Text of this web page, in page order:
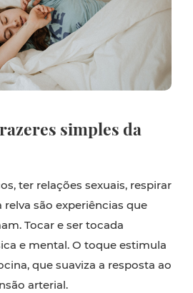
simples da
ter relações sexuais, respirar
relva são experiências que
Tocar e ser tocada
e mental. O toque estimula
que suaviza a resposta ao
arterial.